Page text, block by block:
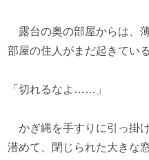
露台の奥の部屋からは、
部屋の住人がまだ起きてい
「切れるなよ……」
かぎ縄を手すりに引っ掛
潜めて、閉じられた大きな